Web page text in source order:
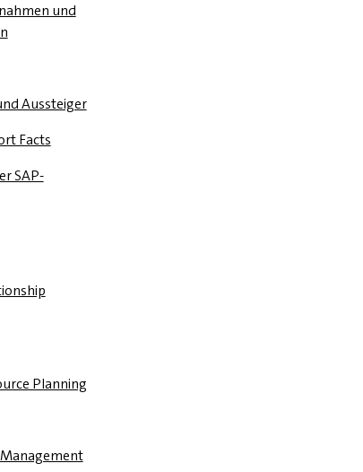
und
Aussteiger
Facts
SAP-
Planning